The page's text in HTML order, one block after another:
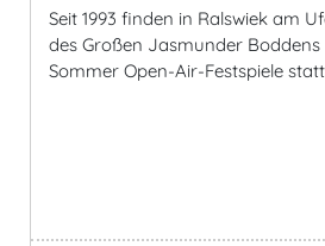
Seit 1993 finden in Ralswiek am
des Großen Jasmunder Boddens
Sommer Open-Air-Festspiele